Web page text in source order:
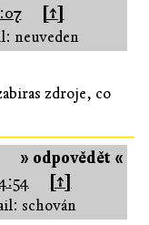
[↑]
neuveden
zdroje, co
» odpovědět «
[↑]
schován